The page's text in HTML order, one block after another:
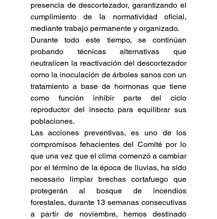
presencia de descortezador, garantizando el
cumplimiento de la normatividad oficial,
mediante trabajo permanente y organizado.
Durante todo este tiempo, se continúan
probando técnicas alternativas que
neutralicen la reactivación del descortezador
como la inoculación de árboles sanos con un
tratamiento a base de hormonas que tiene
como función inhibir parte del ciclo
reproductor del insecto para equilibrar sus
poblaciones.
Las acciones preventivas, es uno de los
compromisos fehacientes del Comité por lo
que una vez que el clima comenzó a cambiar
por el término de la época de lluvias, ha sido
necesario limpiar brechas cortafuego que
protegerán al bosque de incendios
forestales, durante 13 semanas consecutivas
a partir de noviembre, hemos destinado